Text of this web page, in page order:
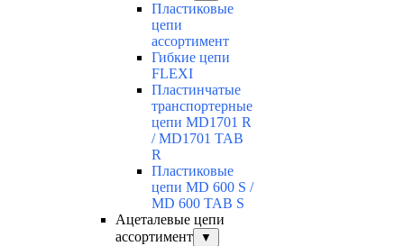
Пластиковые
цепи
ассортимент
Гибкие цепи
FLEXI
Пластинчатые
транспортерные
цепи MD1701 R
/ MD1701 TAB
R
Пластиковые
цепи MD 600 S /
MD 600 TAB S
Ацеталевые цепи
ассортимент
▼